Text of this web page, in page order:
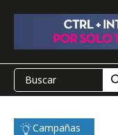
Campañas